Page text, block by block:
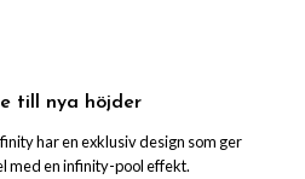
till nya höjder
har en exklusiv design som ger
med en infinity-pool effekt.